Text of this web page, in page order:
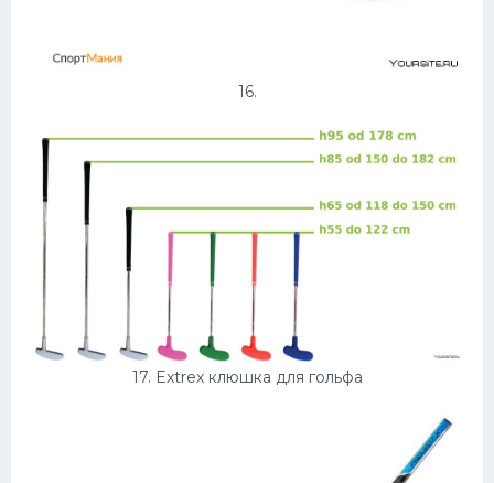
16.
17. Extrex клюшка для гольфа